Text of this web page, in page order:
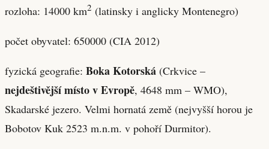
rozloha: 14000 km2 (latinsky i anglicky Montenegro)
počet obyvatel: 650000 (CIA 2012)
fyzická geografie: Boka Kotorská (Crkvice –
nejdeštivější místo v Evropě, 4648 mm – WMO),
Skadarské jezero. Velmi hornatá země (nejvyšší horou je
Bobotov Kuk 2523 m.n.m. v pohoří Durmitor).